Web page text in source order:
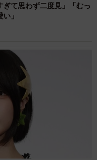
て思わず二度見」「むっ
」